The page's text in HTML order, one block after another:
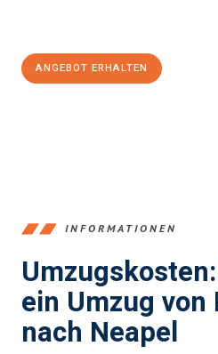
ANGEBOT ERHALTEN
INFORMATIONEN
ein Umzug von
nach Neapel